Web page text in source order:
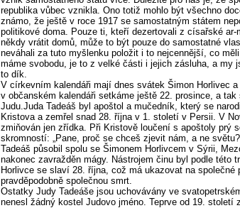
republika vůbec vznikla. Ono totiž mohlo být všechno
známo, že ještě v roce 1917 se samostatným státem
politikové doma. Pouze ti, kteří dezertovali z císařské
někdy vrátit domů, může to být pouze do samostatné
neváhali za tuto myšlenku položit i to nejcennější, co
máme svobodu, je to z velké části i jejich zásluha, a my
to dík.
V církevním kalendáři mají dnes svátek Šimon Horlivec
v občanském kalendáři setkáme ještě 22. prosince, a
Judu.Juda Tadeáš byl apoštol a mučedník, který se
Kristova a zemřel snad 28. října v 1. století v Persii. V
zmiňován jen zřídka. Při Kristově loučení s apoštoly prý
skromností: „Pane, proč se chceš zjevit nám, a ne
Tadeáš působil spolu se Šimonem Horlivcem v Sýrii,
nakonec zavražděn mágy. Nástrojem činu byl podle této
Horlivce se slaví 28. října, což má ukazovat na společné
pravděpodobně společnou smrt.
Ostatky Judy Tadeáše jsou uchovávány ve
nenesl žádný kostel Judovo jméno. Teprve od 19. století